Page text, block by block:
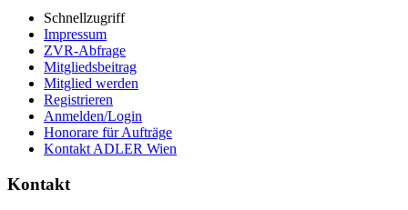
Schnellzugriff
Impressum
ZVR-Abfrage
Mitgliedsbeitrag
Mitglied werden
Registrieren
Anmelden/Login
Honorare für Aufträge
Kontakt ADLER Wien
Kontakt